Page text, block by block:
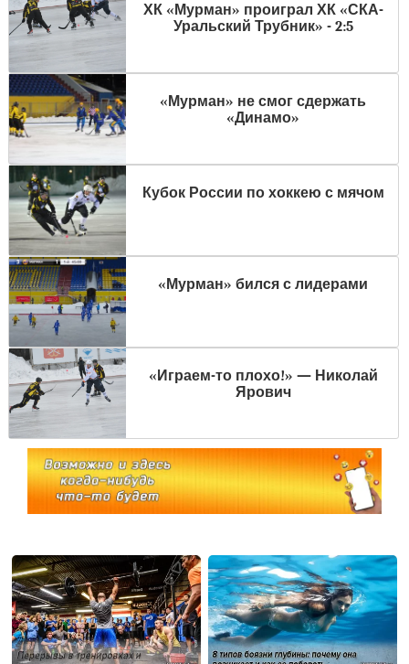
ХК «Мурман» проиграл ХК «СКА-
Уральский Трубник» - 2:5
«Мурман» не смог сдержать
«Динамо»
Кубок России по хоккею с мячом
«Мурман» бился с лидерами
«Играем-то плохо!» — Николай
Ярович